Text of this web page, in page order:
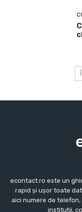
econtact.ro este un
rapid și ușor toate
aici numere de
instituții,